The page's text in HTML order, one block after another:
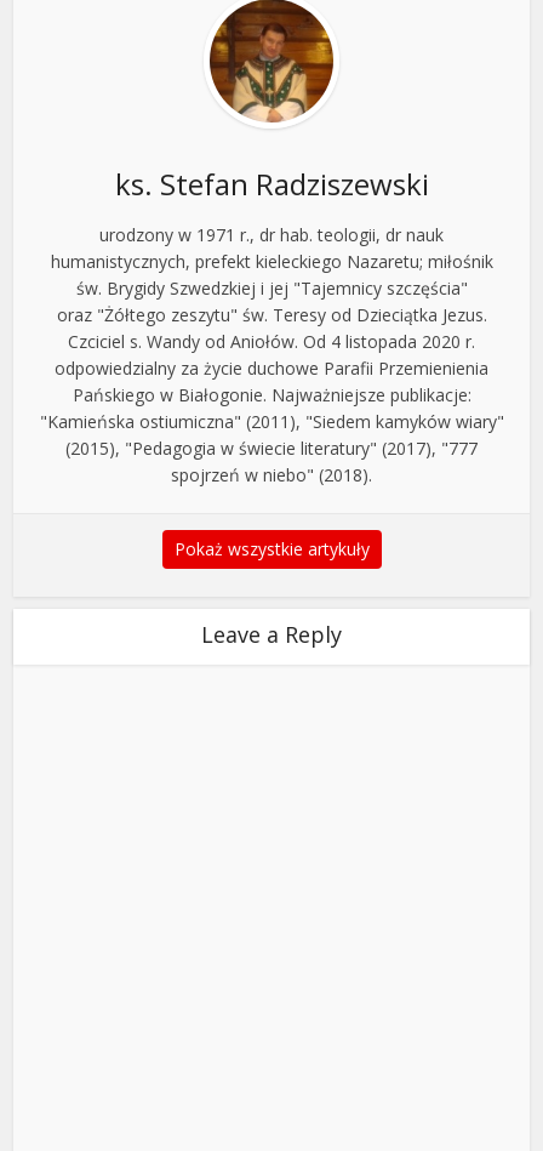
ks. Stefan Radziszewski
urodzony w 1971 r., dr hab. teologii, dr nauk
humanistycznych, prefekt kieleckiego Nazaretu; miłośnik
św. Brygidy Szwedzkiej i jej "Tajemnicy szczęścia"
oraz "Żółtego zeszytu" św. Teresy od Dzieciątka Jezus.
Czciciel s. Wandy od Aniołów. Od 4 listopada 2020 r.
odpowiedzialny za życie duchowe Parafii Przemienienia
Pańskiego w Białogonie. Najważniejsze publikacje:
"Kamieńska ostiumiczna" (2011), "Siedem kamyków wiary"
(2015), "Pedagogia w świecie literatury" (2017), "777
spojrzeń w niebo" (2018).
Pokaż wszystkie artykuły
Leave a Reply